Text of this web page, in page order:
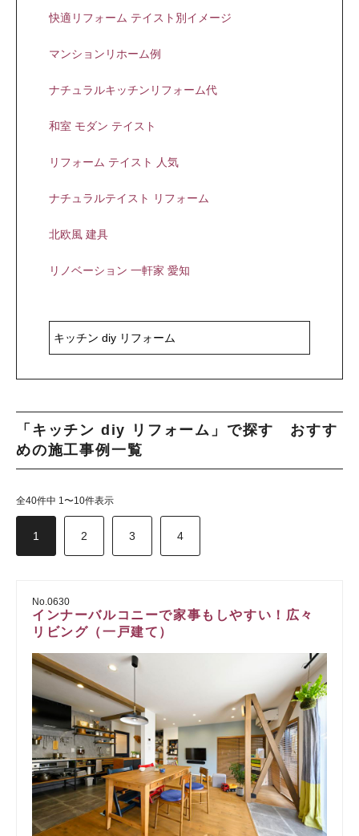
快適リフォーム テイスト別イメージ
マンションリホーム例
ナチュラルキッチンリフォーム代
和室 モダン テイスト
リフォーム テイスト 人気
ナチュラルテイスト リフォーム
北欧風 建具
リノベーション 一軒家 愛知
「キッチン diy リフォーム」で探す おすす
めの施工事例一覧
全40件中 1〜10件表示
1 2 3 4
No.0630
インナーバルコニーで家事もしやすい！広々
リビング（一戸建て）